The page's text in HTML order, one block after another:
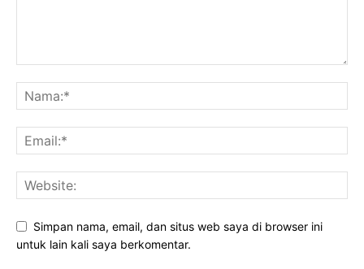
Simpan nama, email, dan situs web saya di browser ini
untuk lain kali saya berkomentar.